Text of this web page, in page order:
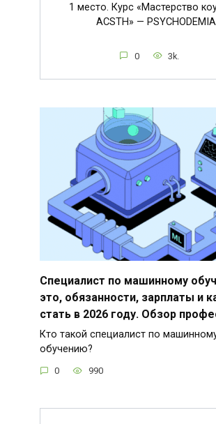
1 место. Курс «Мастерство
ACSTH» — PSYCHODEMIA
0 3k.
Специалист по машинному
это, обязанности, зарплаты и
стать в 2026 году. Обзор
Кто такой специалист по
обучению?
0 990